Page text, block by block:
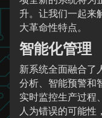
升。让我们一起来
大革命性特点。
智能化管理
新系统全面融合了
分析、智能预警和
实时监控生产过程
人为错误的可能性